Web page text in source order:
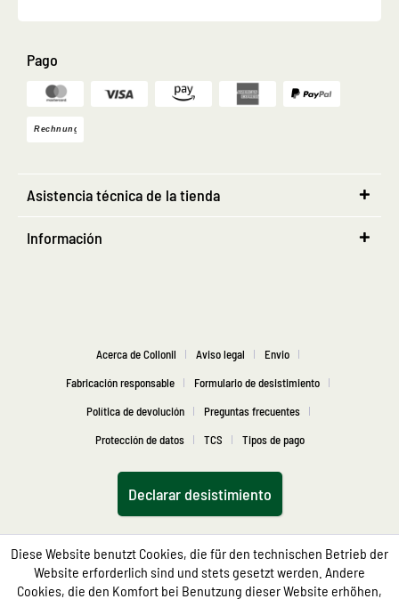
Pago
Asistencia técnica de la tienda
Información
Acerca de Collonil Aviso legal
Envio
Fabricación responsable
Formulario de desistimiento
Política de devolución
Preguntas frecuentes
Protección de datos
TCS Tipos de pago
Declarar desistimiento
Diese Website benutzt Cookies, die für den technischen Betrieb der
Website erforderlich sind und stets gesetzt werden. Andere
Cookies, die den Komfort bei Benutzung dieser Website erhöhen,